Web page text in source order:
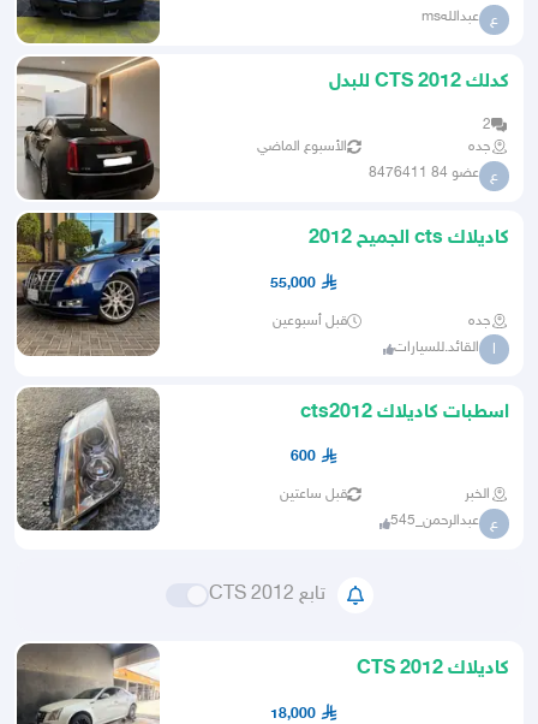
ع عبداللهms
كدلك CTS 2012 للبدل
2
جده
الأسبوع الماضي
ع عضو 84 8476411
كاديلاك cts الجميح 2012
55,000
جده قبل أسبوعين
ا القائد.للسيارات
اسطبات كاديلاك cts2012
600
الخبر قبل ساعتين
ع عبدالرحمن_545
تابع CTS 2012
كاديلاك CTS 2012
18,000